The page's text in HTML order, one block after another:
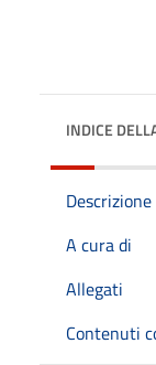
INDICE
Descrizione
A cura di
Allegati
Contenuti